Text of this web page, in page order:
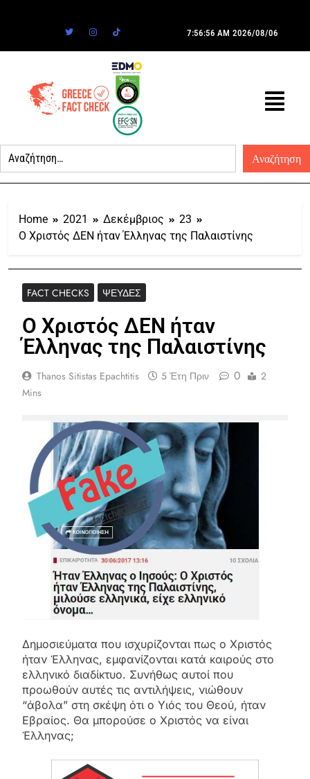
7:56:56 AM 2026/08/06
Home 2021 Δεκέμβριος
23
Ο Χριστός ΔΕΝ ήταν Έλληνας της Παλαιστίνης
FACT CHECKS ΨΕΥΔΈΣ
Ο Χριστός ΔΕΝ ήταν
Έλληνας της Παλαιστίνης
Thanos Sitistas Epachtitis 5 Έτη Πριν 0
2
Mins
Δημοσιεύματα που ισχυρίζονται πως ο Χριστός
ήταν Έλληνας, εμφανίζονται κατά καιρούς στο
ελληνικό διαδίκτυο. Συνήθως αυτοί που
προωθούν αυτές τις αντιλήψεις, νιώθουν
“άβολα” στη σκέψη ότι ο Υιός του Θεού, ήταν
Εβραίος. Θα μπορούσε ο Χριστός να είναι
Έλληνας;